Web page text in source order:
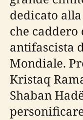
dedicato
che
antifascista
Mondiale.
Kristaq
Shaban